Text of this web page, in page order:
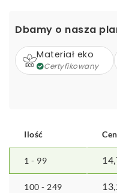
Dbamy o nasza
Materiał eko
Certyfikowany
Ilość
1 - 99
100 - 249